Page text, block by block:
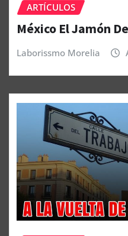
ARTÍCULOS
México El Jamón
Laborissmo Morelia